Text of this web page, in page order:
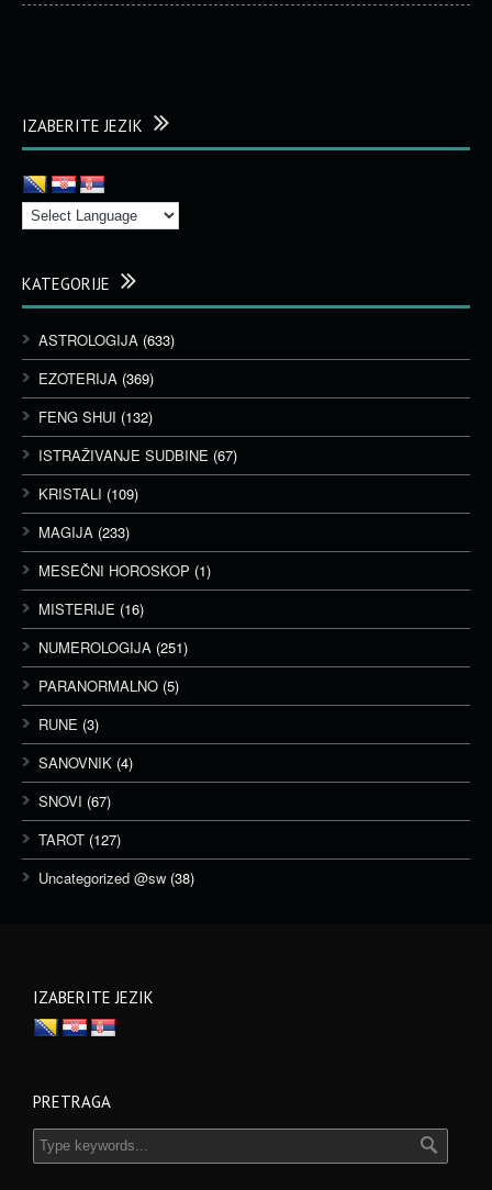
IZABERITE JEZIK
KATEGORIJE
ASTROLOGIJA (633)
EZOTERIJA (369)
FENG SHUI (132)
ISTRAŽIVANJE SUDBINE (67)
KRISTALI (109)
MAGIJA (233)
MESEČNI HOROSKOP (1)
MISTERIJE (16)
NUMEROLOGIJA (251)
PARANORMALNO (5)
RUNE (3)
SANOVNIK (4)
SNOVI (67)
TAROT (127)
Uncategorized @sw (38)
IZABERITE JEZIK
PRETRAGA